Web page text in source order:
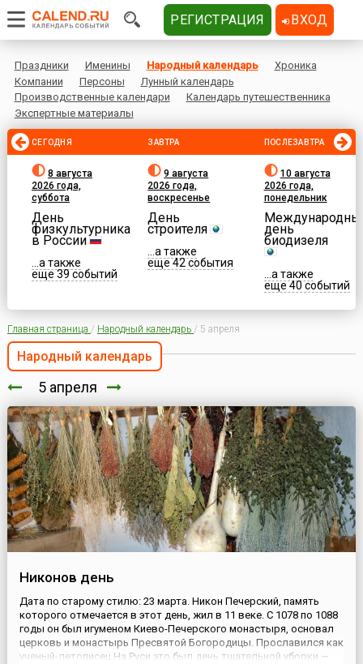
Праздники Именины Народный календарь
Хроника
Компании
Персоны
Лунный календарь
Производственные календари
Календарь путешественника
Экспертные материалы
СЕГОДНЯ
8 августа
2026 года,
суббота
День
физкультурника
в России
...а также
еще 39 событий
ЗАВТРА
9 августа
2026 года,
воскресенье
День
строителя
...а также
еще 42 события
ПОСЛЕЗАВТРА
10 августа
2026 года,
понедельник
день
биодизеля
...а также
еще 40 событий
Главная страница / Народный календарь / 5 апреля
Народный календарь
5 апреля
Никонов день
Дата по старому стилю: 23 марта. Никон Печерский, память
которого отмечается в этот день, жил в 11 веке. С 1078 по 1088
годы он был игуменом Киево-Печерского монастыря, основал
церковь и монастырь Пресвятой Богородицы. Прославился как
ученый-летописец.На Руси это был день тщательной уборки —
РЕГИСТРАЦИЯ ВХОД